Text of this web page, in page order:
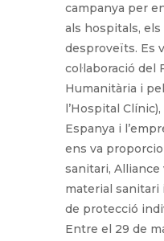
campanya per
als hospitals,
desproveïts. Es
col·laboració del
Humanitària i
l’Hospital
Espanya i
ens va
sanitari,
material sanitari
de protecció
Entre el 29 de